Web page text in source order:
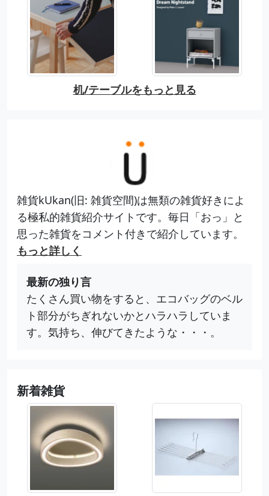
机/テーブルをもっと見る
雑貨kUkan(旧: 雑貨空間)は無類の雑貨好きによ
る極私的雑貨紹介サイトです。毎日「おっ」と
思った雑貨をコメント付きで紹介しています。
もっと詳しく
最新の独り言
たくさん買い物をすると、エコバッグのベル
ト部分がちぎれないかとハラハラしていま
す。気持ち、伸びてきたような・・・。
新着雑貨